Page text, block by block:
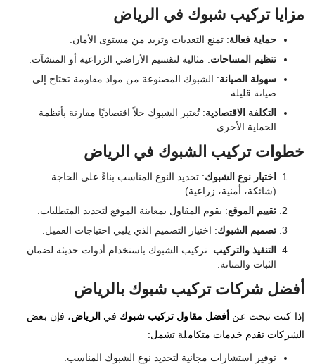
مزايا تركيب شبوك في الرياض
حماية فعالة: تمنع التعديات وتزيد من مستوى الأمان.
تنظيم المساحات: مثالية لتقسيم الأراضي الزراعية أو المنشآت.
سهولة الصيانة: الشبوك المصنوعة من مواد مقاومة تحتاج إلى
صيانة قليلة.
التكلفة الاقتصادية: تُعتبر الشبوك حلاً اقتصاديًا مقارنة بأنظمة
الحماية الأخرى.
خطوات تركيب الشبوك في الرياض
اختيار نوع الشبوك: تحديد النوع المناسب بناءً على الحاجة
(شائكة، أمنية، زراعية).
تقييم الموقع: يقوم المقاول بمعاينة الموقع لتحديد المتطلبات.
تصميم الشبوك: اختيار التصميم الذي يلبي احتياجات العميل.
التنفيذ والتركيب: تركيب الشبوك باستخدام أدوات حديثة لضمان
الثبات والمتانة.
أفضل شركات تركيب شبوك بالرياض
إذا كنت تبحث عن أفضل مقاول تركيب شبوك في الرياض، فإن بعض
الشركات تقدم خدمات متكاملة تشمل:
توفير استشارات مجانية لتحديد نوع الشبوك المناسب.